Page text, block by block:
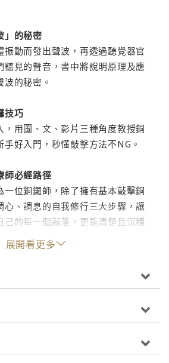
」的秘密
振動而發出聲波，再透過聽覺器官
聽見的聲音，書中將說明原理及應
的秘密。
技巧
，用圖、文、影片三種角度教授銅
好入門，秒懂敲擊方法不NG。
必經路徑
一位銅鑼師，除了擁有基本敲擊銅
心、調息的自我修行三大步驟，讓
己的每一個敲落，更能清楚且沉穩
同的音聲或聲音器具，製造出穩
復人體身心平衡的一種自然方法，
等。
原先的失衡狀態，讓身體、心理和
展開看更多